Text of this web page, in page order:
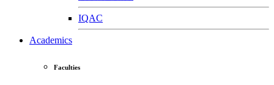
IQAC
Academics
Faculties